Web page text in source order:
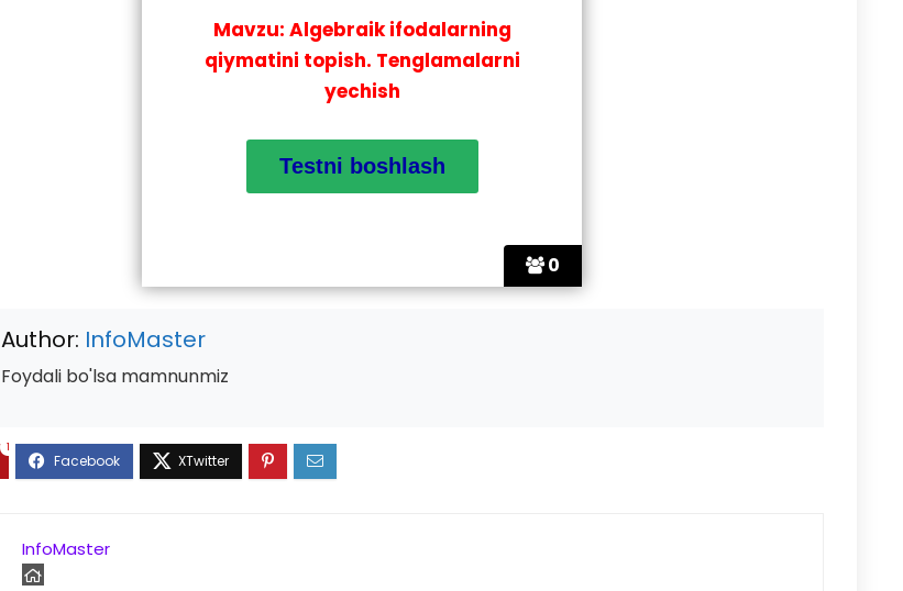
0
Mavzu: Algebraik ifodalarning
qiymatini topish. Tenglamalarni
yechish
Author: InfoMaster
Foydali bo'lsa mamnunmiz
1
InfoMaster